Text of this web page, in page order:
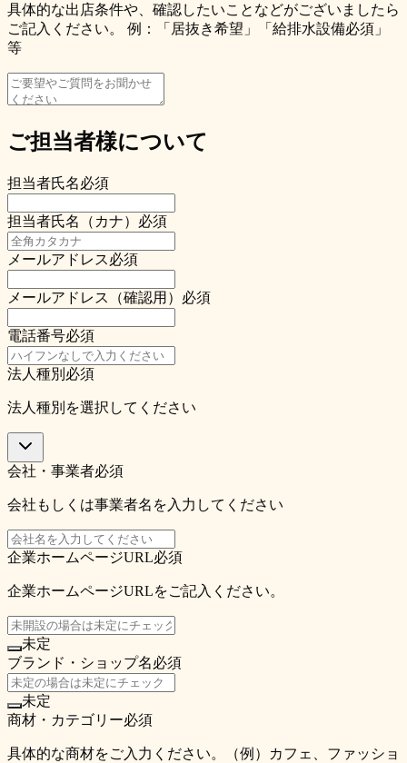
具体的な出店条件や、確認したいことなどがございましたら
ご記入ください。 例：「居抜き希望」「給排水設備必須」
等
ご担当者様について
担当者氏名必須
担当者氏名（カナ） 必須
メールアドレス必須
メールアドレス（確認用） 必須
電話番号必須
法人種別 必須
法人種別を選択してください
会社・事業者必須
会社もしくは事業者名を入力してください
企業ホームページURL必須
企業ホームページURLをご記入ください。
未定
ブランド・ショップ名必須
未定
商材・カテゴリー必須
具体的な商材をご入力ください。（例）カフェ、ファッショ